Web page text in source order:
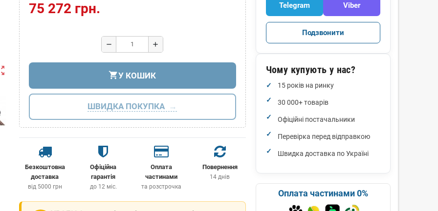
75 272 грн.
remove add
shopping_cartУ КОШИК
ШВИДКА ПОКУПКА
Безкоштовна
доставка
від 5000 грн
Офіційна
гарантія
до 12 міс.
Оплата
частинами
та розстрочка
Повернення
14 днів
Telegram Viber
Подзвонити
Чому купують у нас?
15 років на ринку
30 000+ товарів
Офіційні постачальники
Перевірка перед відправкою
Швидка доставка по Україні
Оплата частинами 0%